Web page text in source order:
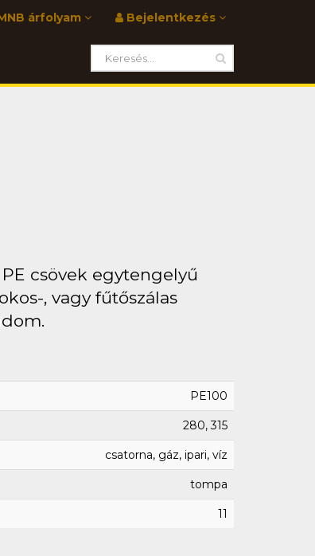
Bejelentkezés
árfolyam
csövek egytengelyű
, vagy fűtőszálas
PE100
280, 315
csatorna, gáz, ipari, víz
tompa
11